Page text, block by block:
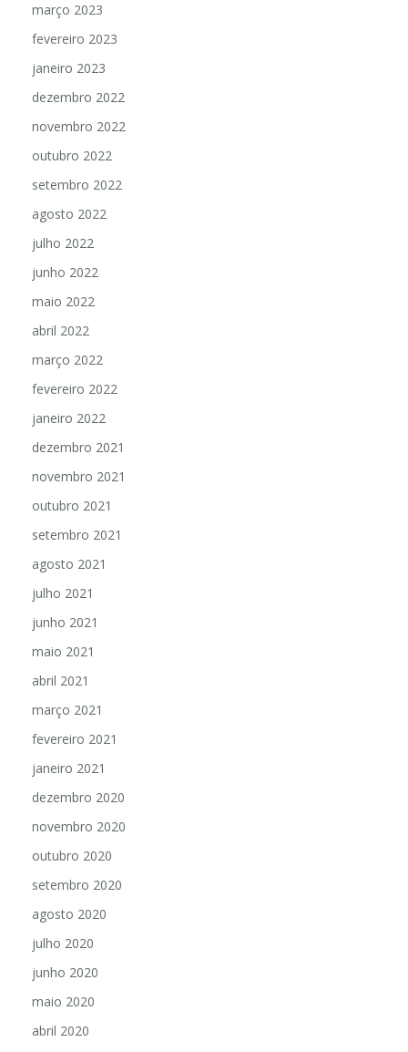
março 2023
fevereiro 2023
janeiro 2023
dezembro 2022
novembro 2022
outubro 2022
setembro 2022
agosto 2022
julho 2022
junho 2022
maio 2022
abril 2022
março 2022
fevereiro 2022
janeiro 2022
dezembro 2021
novembro 2021
outubro 2021
setembro 2021
agosto 2021
julho 2021
junho 2021
maio 2021
abril 2021
março 2021
fevereiro 2021
janeiro 2021
dezembro 2020
novembro 2020
outubro 2020
setembro 2020
agosto 2020
julho 2020
junho 2020
maio 2020
abril 2020